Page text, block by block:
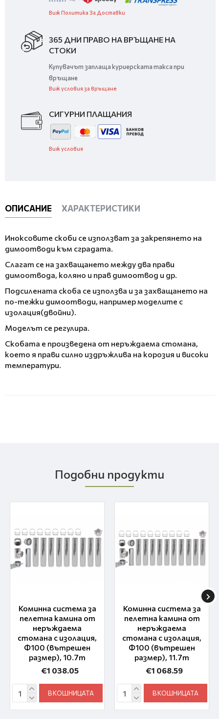
Виж Политика За Доставки
365 ДНИ ПРАВО НА ВРЪЩАНЕ НА
СТОКИ
Купувачът заплаща куриерската такса при
връщане
Виж условия за връщане
СИГУРНИ ПЛАЩАНИЯ
Виж условия
ОПИСАНИЕ ХАРАКТЕРИСТИКИ
Иноксовите скоби се използват за закрепянето на
димоотводи към сградата.
Слагат се на захващането между два прави
димоотвода, коляно и прав димоотвод и др.
Подсилената скоба се използва и за захващането на
по-тежки димоотводи, например моделите с
изолация(двойни).
Моделът се регулира.
Скобата е произведена от неръждаема стомана,
което я прави силно издръжлива на корозия и високи
температури.
Подобни продукти
Коминна система за
пелетна камина от
неръждаема
стомана с изолация,
Ф100 (вътрешен
размер), 10.7m
€1 038.05
В КОШНИЦАТА
Коминна система за
пелетна камина от
неръждаема
стомана с изолация,
Ф100 (вътрешен
размер), 11.7m
€1 068.59
В КОШНИЦАТА